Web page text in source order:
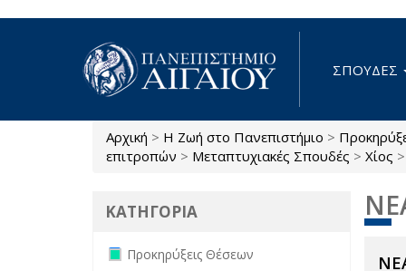
ΣΠΟΥΔΕΣ
Είστε εδώ
Αρχική > Η Ζωή στο Πανεπιστήμιο >
επιτροπών > Μεταπτυχιακές Σπουδές > Χίος >
ΚΑΤΗΓΟΡΙΑ
Remove Προκηρύξεις Θέσεων filter
Προκηρύξεις Θέσεων